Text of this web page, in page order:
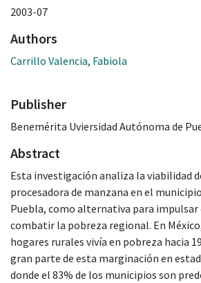
2003-07
Authors
Carrillo Valencia, Fabiola
Publisher
Benemérita Uviersidad Autónoma de
Abstract
Esta investigación analiza la viabilidad
procesadora de manzana en el
Puebla, como alternativa para
combatir la pobreza regional. En
hogares rurales vivía en pobreza hacia
gran parte de esta marginación en
donde el 83% de los municipios son